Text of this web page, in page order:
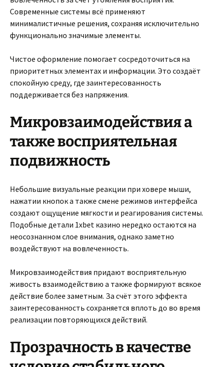
Современные системы всё применяют
минималистичные решения, сохраняя исключительно
функционально значимые элементы.
Чистое оформление помогает сосредоточиться на
приоритетных элементах и информации. Это создаёт
спокойную среду, где заинтересованность
поддерживается без напряжения.
Микровзаимодействия а
также восприятельная
подвижность
Небольшие визуальные реакции при ховере мыши,
нажатии кнопок а также смене режимов интерфейса
создают ощущение мягкости и реагирования системы.
Подобные детали 1xbet казино нередко остаются на
неосознанном слое внимания, однако заметно
воздействуют на вовлеченность.
Микровзаимодействия придают восприятельную
живость взаимодействию а также формируют всякое
действие более заметным. За счёт этого эффекта
заинтересованность сохраняется вплоть до во время
реализации повторяющихся действий.
Прозрачность в качестве